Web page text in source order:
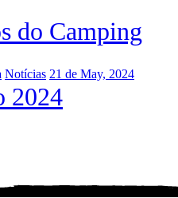
do Camping
Notícias 21 de May, 2024
2024